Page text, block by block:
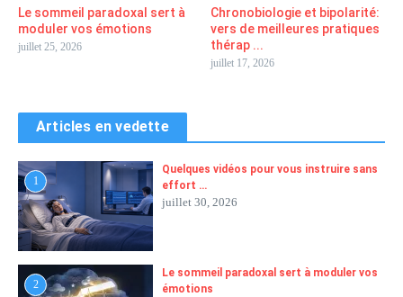
Le sommeil paradoxal sert à
moduler vos émotions
juillet 25, 2026
Chronobiologie et bipolarité:
vers de meilleures pratiques
thérap ...
juillet 17, 2026
Articles en vedette
1
Quelques vidéos pour vous instruire sans
effort …
juillet 30, 2026
2
Le sommeil paradoxal sert à moduler vos
émotions